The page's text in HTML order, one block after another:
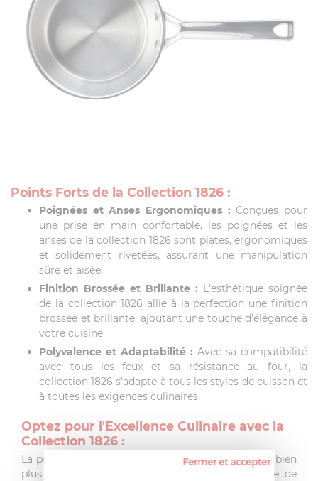
Points Forts de la Collection 1826 :
Poignées et Anses Ergonomiques : Conçues pour
une prise en main confortable, les poignées et les
anses de la collection 1826 sont plates, ergonomiques
et solidement rivetées, assurant une manipulation
sûre et aisée.
Finition Brossée et Brillante : L'esthétique soignée
de la collection 1826 allie à la perfection une finition
brossée et brillante, ajoutant une touche d'élégance à
votre cuisine.
Polyvalence et Adaptabilité : Avec sa compatibilité
avec tous les feux et sa résistance au four, la
collection 1826 s'adapte à tous les styles de cuisson et
à toutes les exigences culinaires.
Optez pour l'Excellence Culinaire avec la
Collection 1826 :
La poele 24cm de la collection 1826 de Cristel est bien
plus qu'un ustensile de cuisine, c'est un symbole de
Fermer et accepter